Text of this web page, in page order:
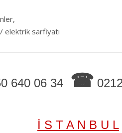
elektrik sarfiyatı
640 06 34 ☎
İ S T A N B U L